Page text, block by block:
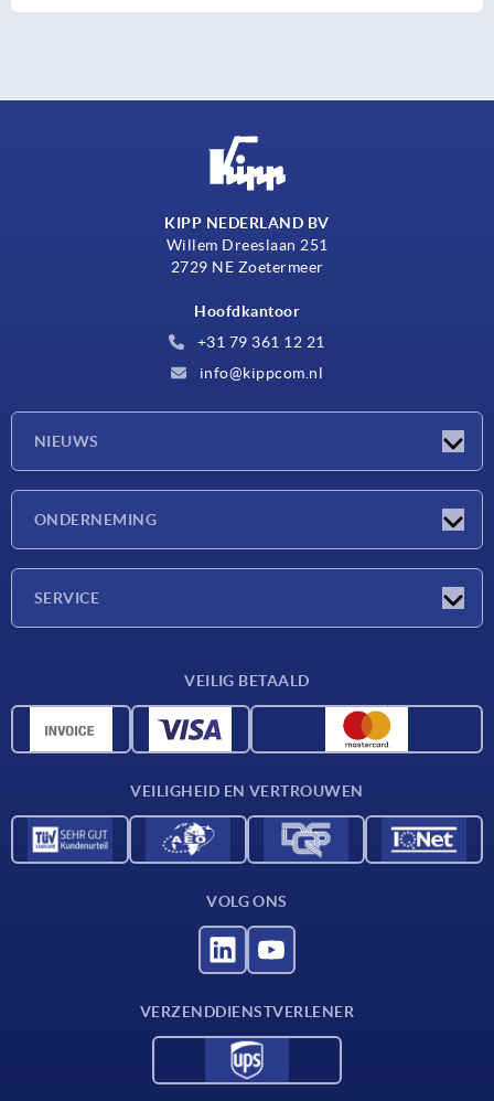
KIPP NEDERLAND BV
Willem Dreeslaan 251
2729 NE Zoetermeer
Hoofdkantoor
+31 79 361 12 21
info@kippcom.nl
NIEUWS
ONDERNEMING
SERVICE
CAD-gegevens
VEILIG BETAALD
VEILIGHEID EN VERTROUWEN
VOLG ONS
VERZENDDIENSTVERLENER